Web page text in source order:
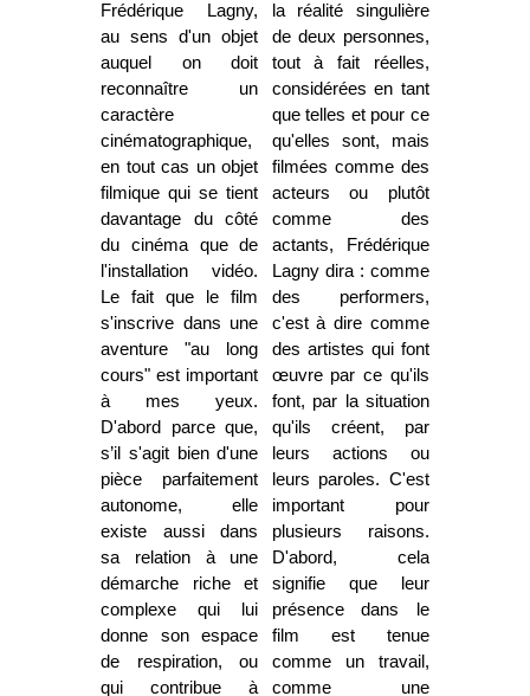
Frédérique Lagny,
au sens d'un objet
auquel on doit
reconnaître un
caractère
cinématographique,
en tout cas un objet
filmique qui se tient
davantage du côté
du cinéma que de
l'installation vidéo.
Le fait que le film
s'inscrive dans une
aventure "au long
cours" est important
à mes yeux.
D'abord parce que,
s’il s'agit bien d'une
pièce parfaitement
autonome, elle
existe aussi dans
sa relation à une
démarche riche et
complexe qui lui
donne son espace
de respiration, ou
qui contribue à
la réalité singulière
de deux personnes,
tout à fait réelles,
considérées en tant
que telles et pour ce
qu'elles sont, mais
filmées comme des
acteurs ou plutôt
comme des
actants, Frédérique
Lagny dira : comme
des performers,
c'est à dire comme
des artistes qui font
œuvre par ce qu'ils
font, par la situation
qu'ils créent, par
leurs actions ou
leurs paroles. C'est
important pour
plusieurs raisons.
D'abord, cela
signifie que leur
présence dans le
film est tenue
comme un travail,
comme une